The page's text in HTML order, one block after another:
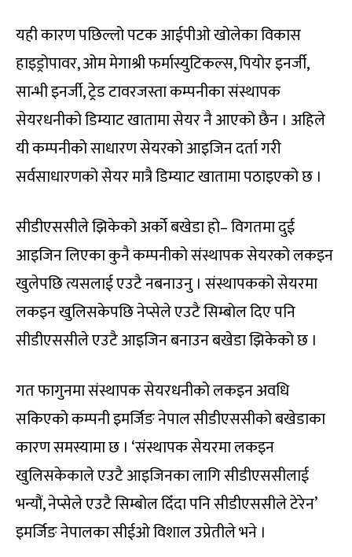
यही कारण पछिल्लो पटक आईपीओ खोलेका विकास
हाइड्रोपावर, ओम मेगाश्री फर्मास्युटिकल्स, पियोर इनर्जी,
सान्भी इनर्जी, ट्रेड टावरजस्ता कम्पनीका संस्थापक
सेयरधनीको डिम्याट खातामा सेयर नै आएको छैन । अहिले
यी कम्पनीको साधारण सेयरको आइजिन दर्ता गरी
सर्वसाधारणको सेयर मात्रै डिम्याट खातामा पठाइएको छ ।
सीडीएससीले झिकेको अर्को बखेडा हो– विगतमा दुई
आइजिन लिएका कुनै कम्पनीको संस्थापक सेयरको लकइन
खुलेपछि त्यसलाई एउटै नबनाउनु । संस्थापकको सेयरमा
लकइन खुलिसकेपछि नेप्सेले एउटै सिम्बोल दिए पनि
सीडीएससीले एउटै आइजिन बनाउन बखेडा झिकेको छ ।
गत फागुनमा संस्थापक सेयरधनीको लकइन अवधि
सकिएको कम्पनी इमर्जिङ नेपाल सीडीएससीको बखेडाका
कारण समस्यामा छ । ‘संस्थापक सेयरमा लकइन
खुलिसकेकाले एउटै आइजिनका लागि सीडीएससीलाई
भन्यौं, नेप्सेले एउटै सिम्बोल दिँदा पनि सीडीएससीले टेरेन’
इमर्जिङ नेपालका सीईओ विशाल उप्रेतीले भने ।